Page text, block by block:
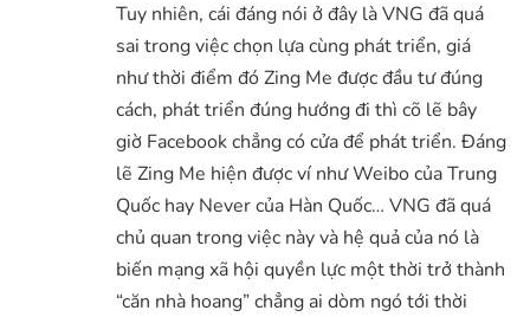
Tuy nhiên, cái đáng nói ở đây là VNG đã quá
sai trong việc chọn lựa cùng phát triển, giá
như thời điểm đó Zing Me được đầu tư đúng
cách, phát triển đúng hướng đi thì cõ lẽ bây
giờ Facebook chẳng có cửa để phát triển. Đáng
lẽ Zing Me hiện được ví như Weibo của Trung
Quốc hay Never của Hàn Quốc… VNG đã quá
chủ quan trong việc này và hệ quả của nó là
biến mạng xã hội quyền lực một thời trở thành
“căn nhà hoang” chẳng ai dòm ngó tới thời